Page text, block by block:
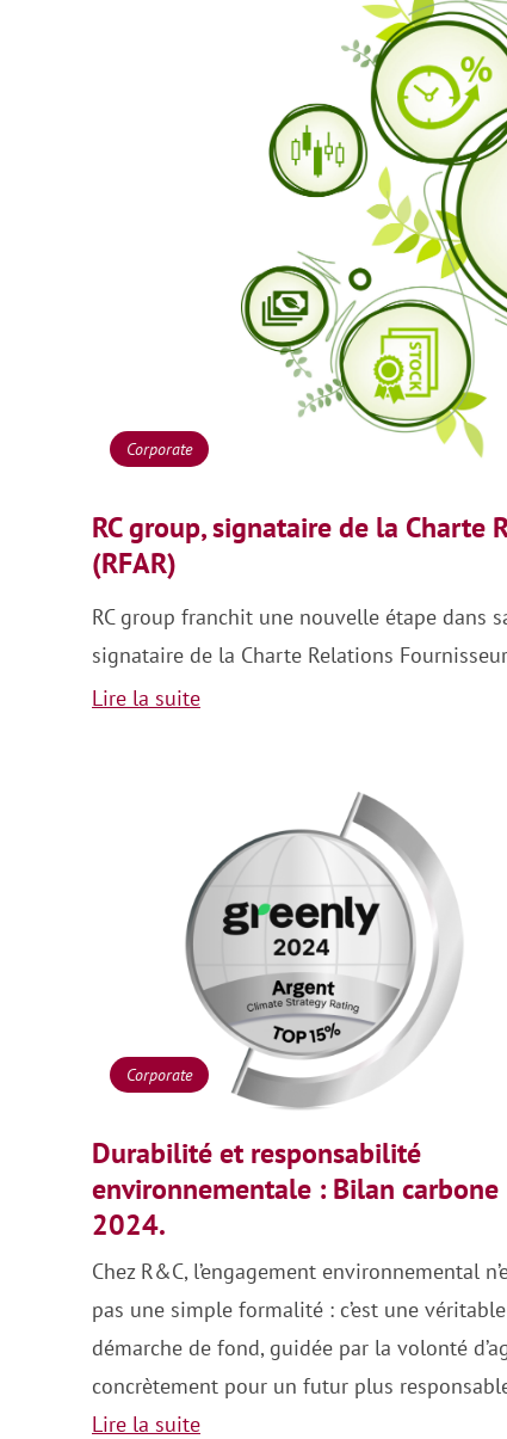
Corporate
RC group, signataire de la Charte
(RFAR)
RC group franchit une nouvelle étape dans
signataire de la Charte Relations
Lire la suite
Corporate
Durabilité et responsabilité
environnementale : Bilan carbone
2024.
Chez R&C, l’engagement environnemental
pas une simple formalité : c’est une véritable
démarche de fond, guidée par la volonté
concrètement pour un futur plus
Lire la suite